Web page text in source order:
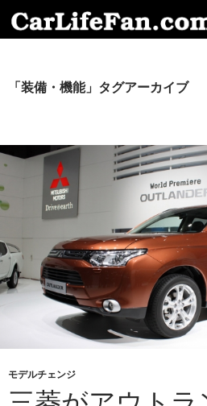
索コ
ン
キ
「装備・機能」タグアーカイブ
モデルチェンジ